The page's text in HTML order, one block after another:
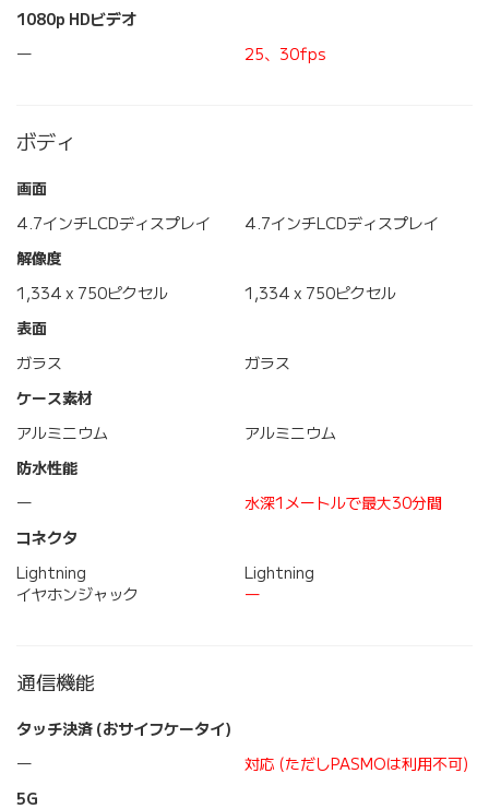
1080p HDビデオ
―
25、30fps
ボディ
画面
4.7インチLCDディスプレイ
4.7インチLCDディスプレイ
解像度
1,334 x 750ピクセル
1,334 x 750ピクセル
表面
ガラス
ガラス
ケース素材
アルミニウム
アルミニウム
防水性能
―
水深1メートルで最大30分間
コネクタ
Lightning
イヤホンジャック
Lightning
―
通信機能
タッチ決済 (おサイフケータイ)
―
対応 (ただしPASMOは利用不可)
5G